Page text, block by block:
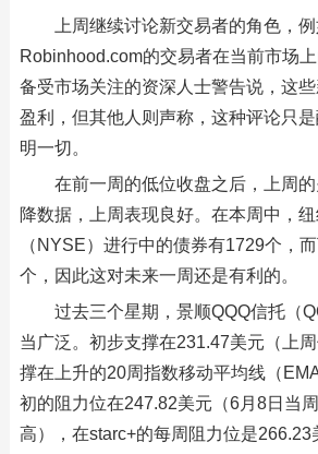
上周继续讨论新交易者的角色，
Robinhood.com的交易者在当前市场
备受市场关注的资深人士警告说，这
盈利，但其他人则声称，这种评论只
明一切。
在前一周的低位收盘之后，上周
降数据，上周表现良好。在本周中，
（NYSE）进行中的债券有1729个，
个，因此这对未来一周还是有利的。
过去三个星期，景顺QQQ信托（
当广泛。初步支撑在231.47美元（上
撑在上升的20周指数移动平均线（
初的阻力位在247.82美元（6月8日当
高），在starc+的每周阻力位是266.23